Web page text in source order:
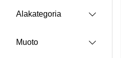
Alakategoria
Muoto